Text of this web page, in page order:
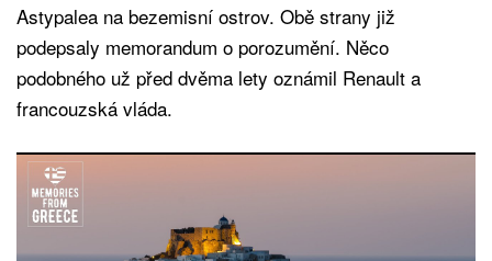
Astypalea na bezemisní ostrov. Obě strany již
podepsaly memorandum o porozumění. Něco
podobného už před dvěma lety oznámil Renault a
francouzská vláda.